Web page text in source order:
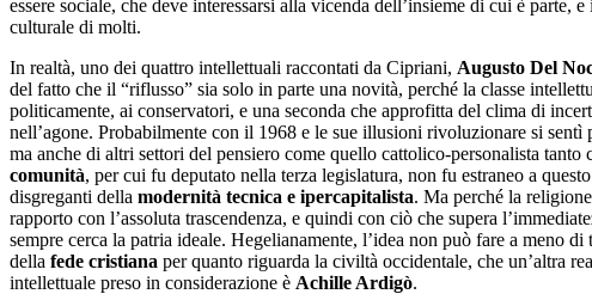
essere sociale, che deve interessarsi alla vicenda dell’insieme di cui è parte,
culturale di molti.
In realtà, uno dei quattro intellettuali raccontati da Cipriani, Augusto Del
del fatto che il “riflusso” sia solo in parte una novità, perché la classe
politicamente, ai conservatori, e una seconda che approfitta del clima di
nell’agone. Probabilmente con il 1968 e le sue illusioni rivoluzionare si
ma anche di altri settori del pensiero come quello cattolico-personalista
comunità, per cui fu deputato nella terza legislatura, non fu estraneo a
disgreganti della modernità tecnica e ipercapitalista. Ma perché la
rapporto con l’assoluta trascendenza, e quindi con ciò che supera
sempre cerca la patria ideale. Hegelianamente, l’idea non può fare a meno
della fede cristiana per quanto riguarda la civiltà occidentale, che un’altra
intellettuale preso in considerazione è Achille Ardigò.